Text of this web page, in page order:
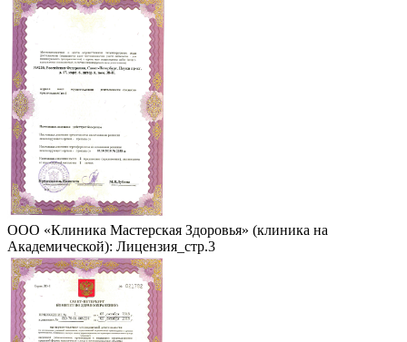
ООО «Клиника Мастерская Здоровья» (клиника на
Академической): Лицензия_стр.3